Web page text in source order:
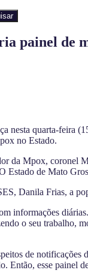
painel de
nesta quarta-feira
no Estado.
da Mpox, coronel
Estado de Mato
Danila Frias, a
informações
o seu trabalho,
de
Então, esse painel